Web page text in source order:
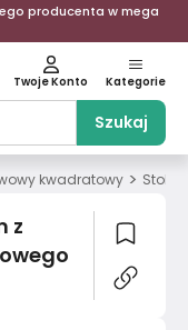
producenta w mega
Szukaj
Twoje Konto Kategorie
kwadratowy > Stoli
z